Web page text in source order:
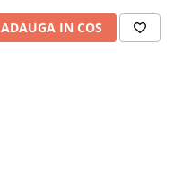
ADAUGA IN COS